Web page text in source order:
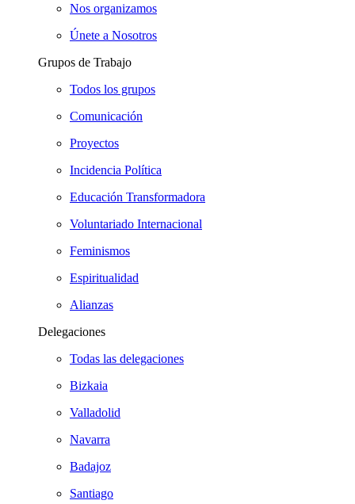
Nos organizamos
Únete a Nosotros
Grupos de Trabajo
Todos los grupos
Comunicación
Proyectos
Incidencia Política
Educación Transformadora
Voluntariado Internacional
Feminismos
Espiritualidad
Alianzas
Delegaciones
Todas las delegaciones
Bizkaia
Valladolid
Navarra
Badajoz
Santiago